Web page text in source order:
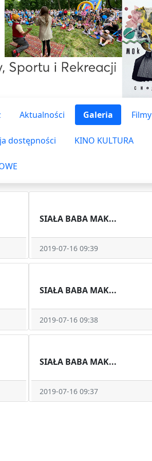
Aktualności Galeria Filmy
dostępności KINO KULTURA
SIAŁA BABA MAK...
2019-07-16 09:39
SIAŁA BABA MAK...
2019-07-16 09:38
SIAŁA BABA MAK...
2019-07-16 09:37